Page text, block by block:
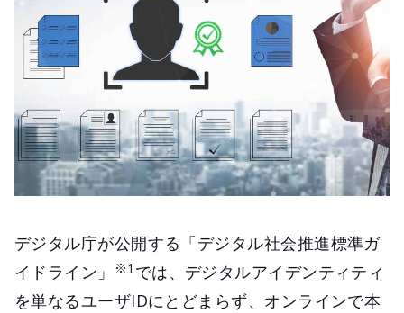
デジタル庁が公開する「デジタル社会推進標準ガ
イドライン」
※1 では、デジタルアイデンティティ
を単なるユーザIDにとどまらず、オンラインで本